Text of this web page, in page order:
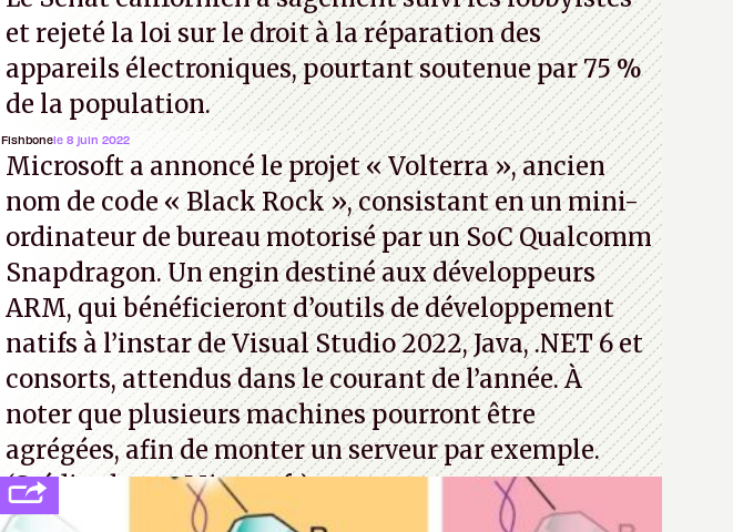
et rejeté la loi sur le droit à la réparation des
appareils électroniques, pourtant soutenue par 75 %
de la population.
Fishbonele 8 juin 2022
Microsoft a annoncé le projet « Volterra », ancien
nom de code « Black Rock », consistant en un mini-
ordinateur de bureau motorisé par un SoC Qualcomm
Snapdragon. Un engin destiné aux développeurs
ARM, qui bénéficieront d’outils de développement
natifs à l’instar de Visual Studio 2022, Java, .NET 6 et
consorts, attendus dans le courant de l’année. À
noter que plusieurs machines pourront être
agrégées, afin de monter un serveur par exemple.
(Crédit photo : Microsoft)